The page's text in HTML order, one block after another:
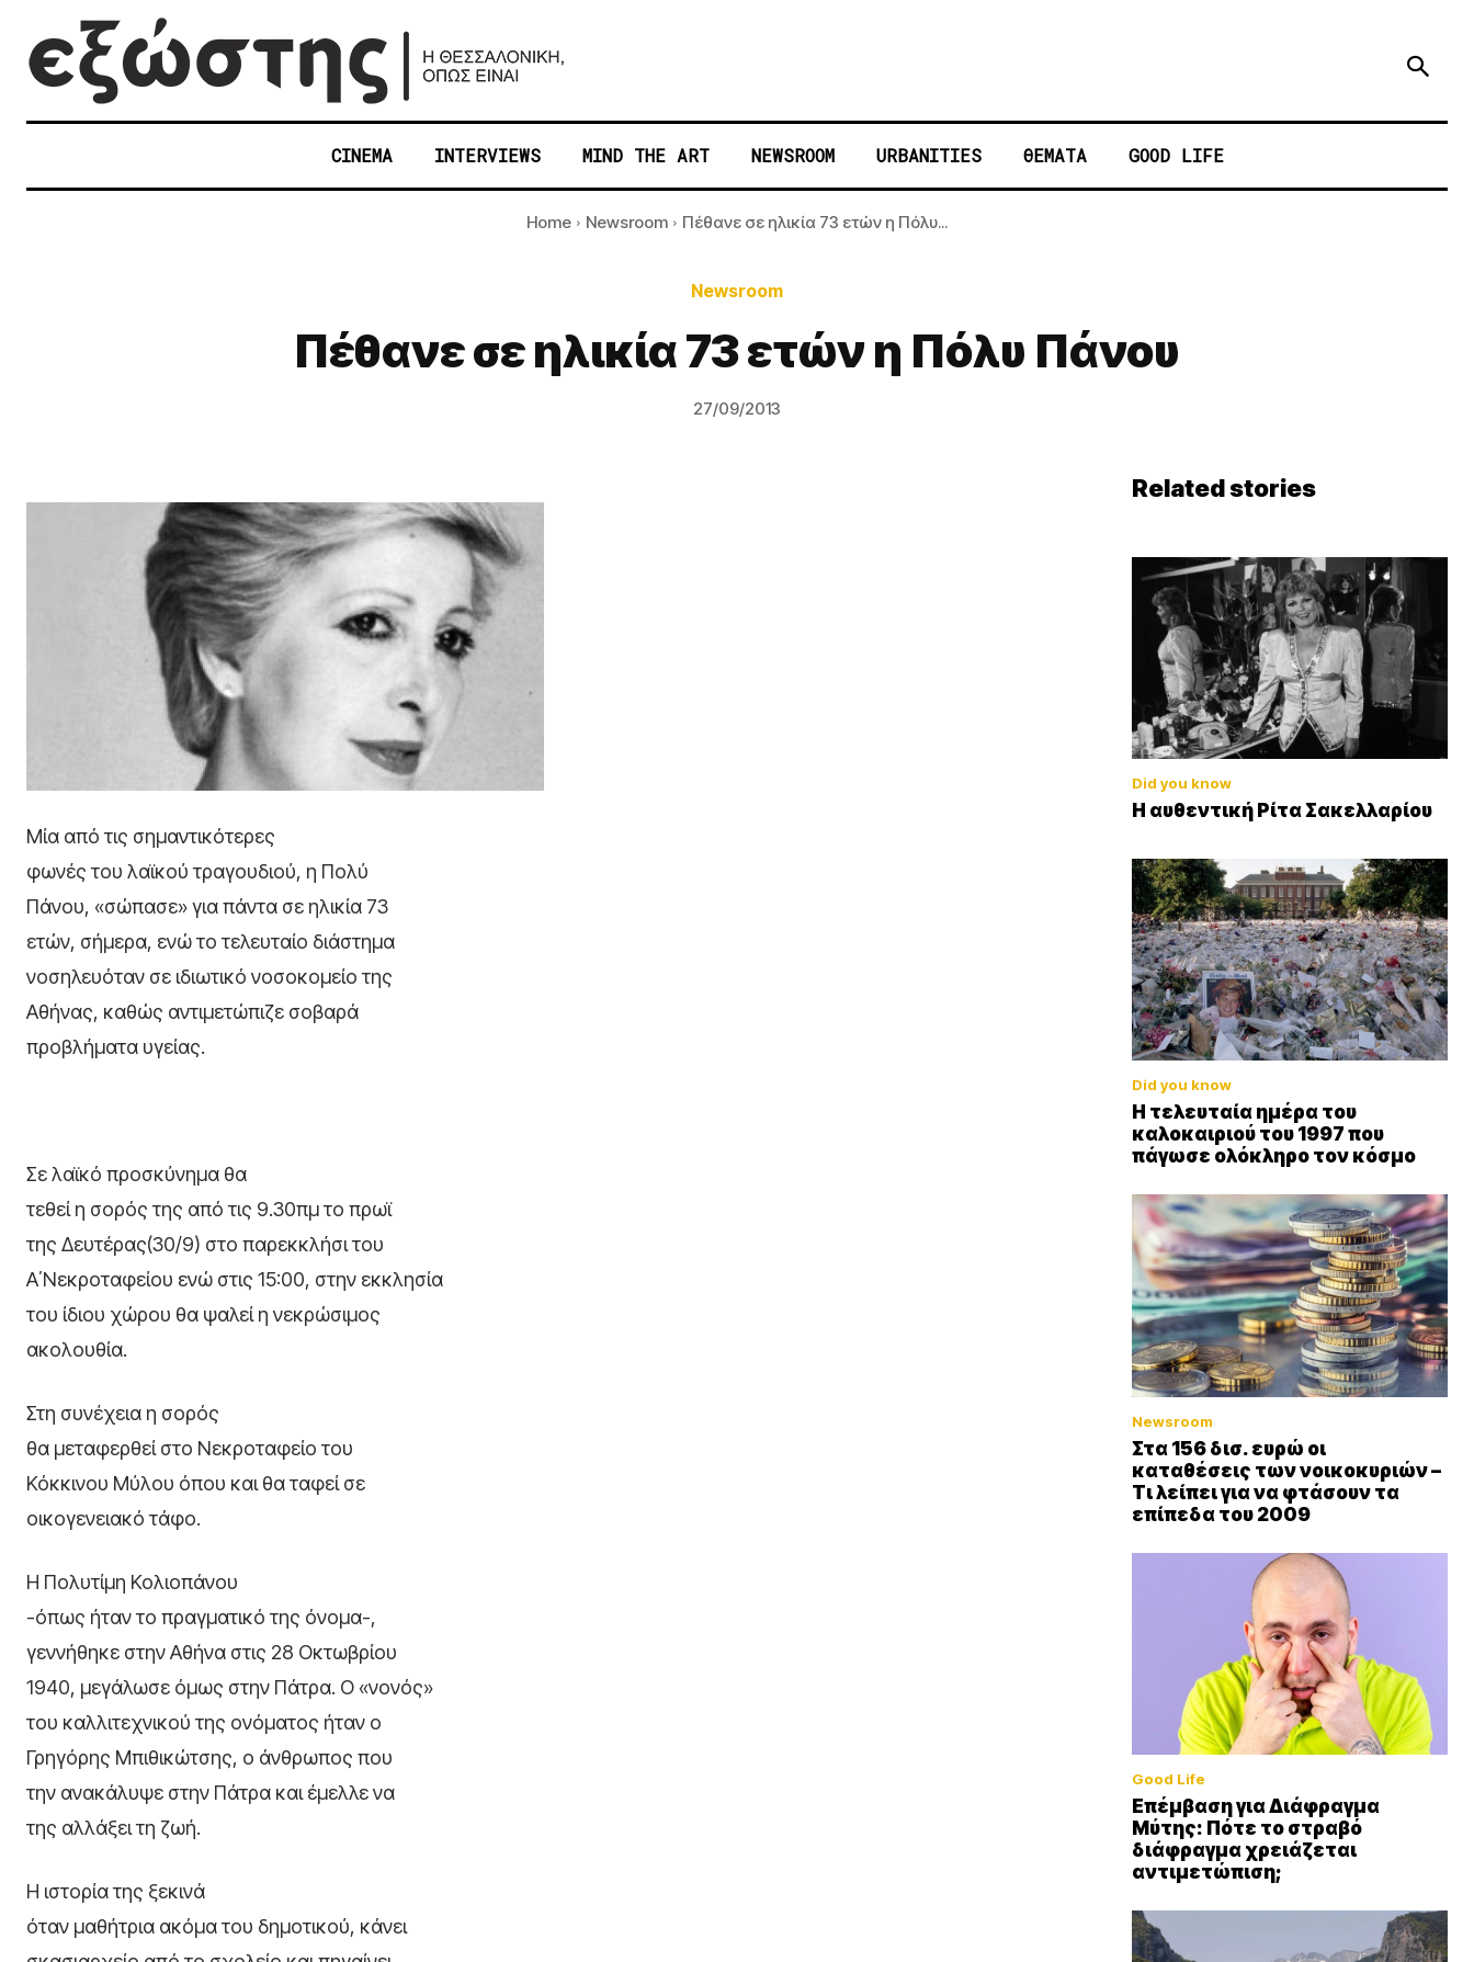
CINEMA INTERVIEWS MIND THE ART NEWSROOM URBANITIES ΘΕΜΑΤΑ GOOD LIFE
Home Newsroom Πέθανε σε ηλικία 73 ετών η Πόλυ...
Newsroom
Πέθανε σε ηλικία 73 ετών η Πόλυ Πάνου
27/09/2013
Μία από τις σημαντικότερες
φωνές του λαϊκού τραγουδιού, η Πολύ
Πάνου, «σώπασε» για πάντα σε ηλικία 73
ετών, σήμερα, ενώ το τελευταίο διάστημα
νοσηλευόταν σε ιδιωτικό νοσοκομείο της
Αθήνας, καθώς αντιμετώπιζε σοβαρά
προβλήματα υγείας.
Σε λαϊκό προσκύνημα θα
τεθεί η σορός της από τις 9.30πμ το πρωϊ
της Δευτέρας(30/9) στο παρεκκλήσι του
Α΄Νεκροταφείου ενώ στις 15:00, στην εκκλησία
του ίδιου χώρου θα ψαλεί η νεκρώσιμος
ακολουθία.
Στη συνέχεια η σορός
θα μεταφερθεί στο Νεκροταφείο του
Κόκκινου Μύλου όπου και θα ταφεί σε
οικογενειακό τάφο.
Η Πολυτίμη Κολιοπάνου
-όπως ήταν το πραγματικό της όνομα-,
γεννήθηκε στην Αθήνα στις 28 Οκτωβρίου
1940, μεγάλωσε όμως στην Πάτρα. Ο «νονός»
του καλλιτεχνικού της ονόματος ήταν ο
Γρηγόρης Μπιθικώτσης, ο άνθρωπος που
την ανακάλυψε στην Πάτρα και έμελλε να
της αλλάξει τη ζωή.
Η ιστορία της ξεκινά
όταν μαθήτρια ακόμα του δημοτικού, κάνει
Related stories
Did you know
Η αυθεντική Ρίτα Σακελλαρίου
Did you know
Η τελευταία ημέρα του
καλοκαιριού του 1997 που
πάγωσε ολόκληρο τον κόσμο
Newsroom
Στα 156 δισ. ευρώ οι
καταθέσεις των νοικοκυριών –
Τι λείπει για να φτάσουν τα
επίπεδα του 2009
Good Life
Επέμβαση για Διάφραγμα
Μύτης: Πότε το στραβό
διάφραγμα χρειάζεται
αντιμετώπιση;